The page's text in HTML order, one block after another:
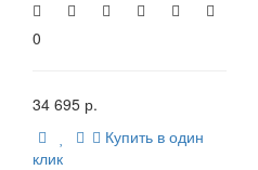
0
34 695 р.
Купить в один
клик